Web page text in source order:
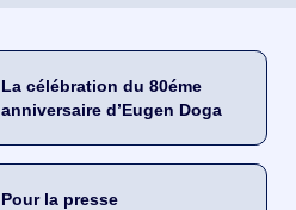
La célébration du 80éme
anniversaire d’Eugen Doga
Pour la presse